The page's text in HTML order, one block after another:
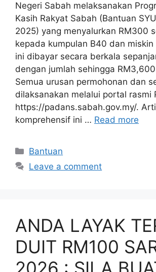
Negeri Sabah melaksanakan
Kasih Rakyat Sabah (Bantuan
2025) yang menyalurkan RM300
kepada kumpulan B40 dan
ini dibayar secara berkala
dengan jumlah sehingga
Semua urusan permohonan dan
dilaksanakan melalui portal rasmi
https://padans.sabah.gov.my/.
komprehensif ini … Read more
Categories
Bantuan
Leave a comment
ANDA LAYAK
DUIT RM100